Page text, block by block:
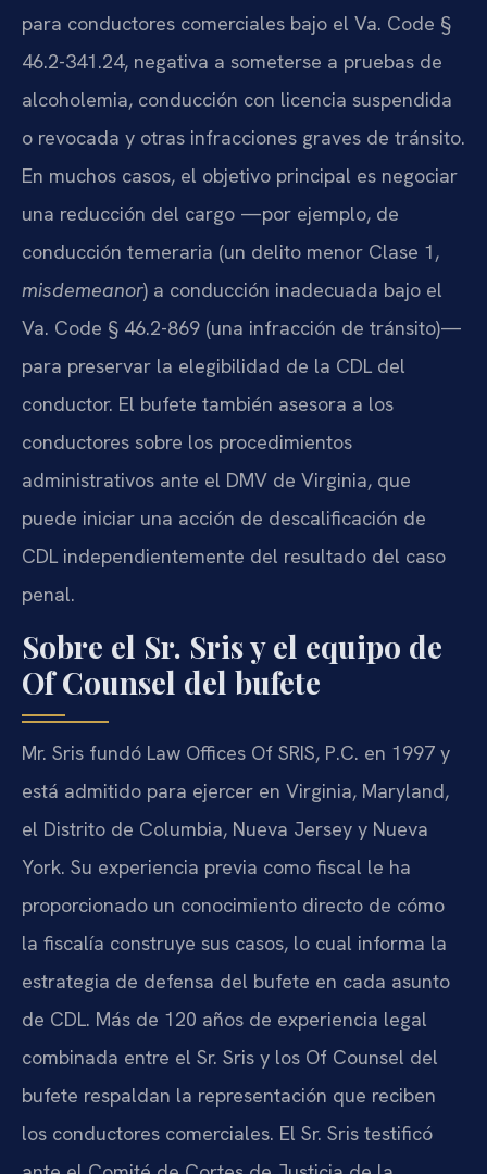
para conductores comerciales bajo el Va. Code §
46.2-341.24, negativa a someterse a pruebas de
alcoholemia, conducción con licencia suspendida
o revocada y otras infracciones graves de tránsito.
En muchos casos, el objetivo principal es negociar
una reducción del cargo —por ejemplo, de
conducción temeraria (un delito menor Clase 1,
misdemeanor) a conducción inadecuada bajo el
Va. Code § 46.2-869 (una infracción de tránsito)—
para preservar la elegibilidad de la CDL del
conductor. El bufete también asesora a los
conductores sobre los procedimientos
administrativos ante el DMV de Virginia, que
puede iniciar una acción de descalificación de
CDL independientemente del resultado del caso
penal.
Sobre el Sr. Sris y el equipo de
Of Counsel del bufete
Mr. Sris fundó Law Offices Of SRIS, P.C. en 1997 y
está admitido para ejercer en Virginia, Maryland,
el Distrito de Columbia, Nueva Jersey y Nueva
York. Su experiencia previa como fiscal le ha
proporcionado un conocimiento directo de cómo
la fiscalía construye sus casos, lo cual informa la
estrategia de defensa del bufete en cada asunto
de CDL. Más de 120 años de experiencia legal
combinada entre el Sr. Sris y los Of Counsel del
bufete respaldan la representación que reciben
los conductores comerciales. El Sr. Sris testificó